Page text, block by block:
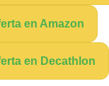
en Amazon
en Decathlon